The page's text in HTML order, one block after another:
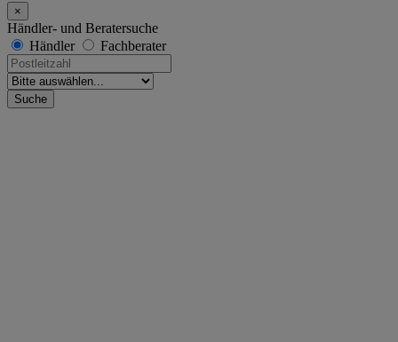
×
Händler- und Beratersuche
Händler
Fachberater